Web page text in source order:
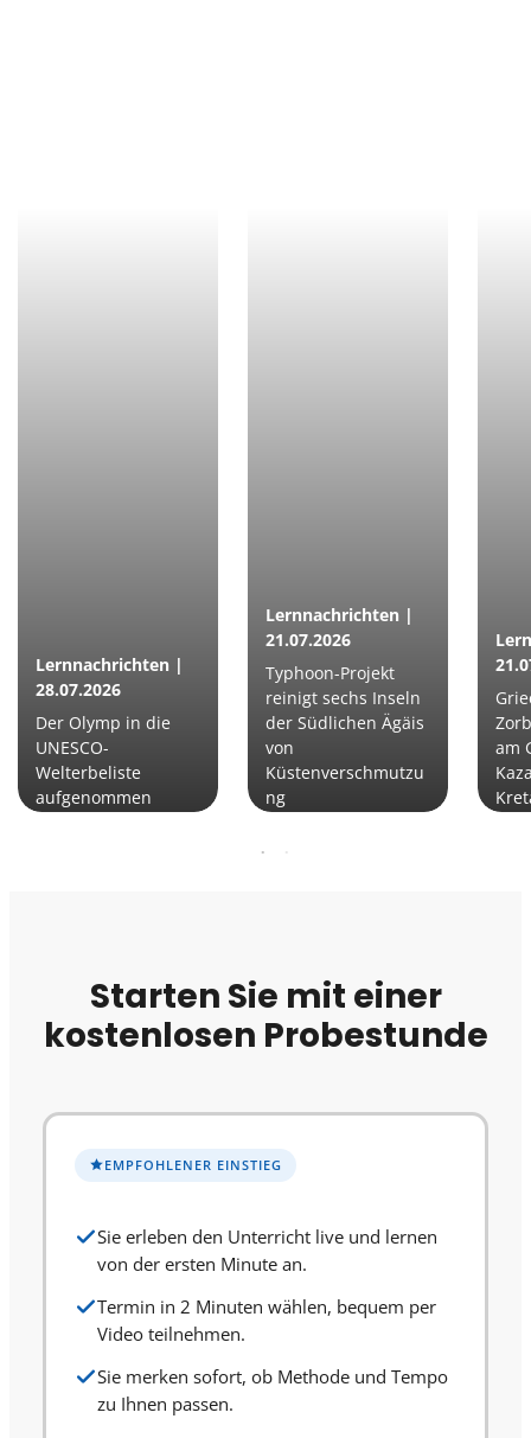
Lernnachrichten |
28.07.2026
Der Olymp in die
UNESCO-
Welterbeliste
aufgenommen
Lernnachrichten |
21.07.2026
Typhoon-Projekt
reinigt sechs Inseln
der Südlichen Ägäis
von
Küstenverschmutzu
ng
am
Starten Sie mit einer
kostenlosen Probestunde
EMPFOHLENER EINSTIEG
Sie erleben den Unterricht live und lernen
von der ersten Minute an.
Termin in 2 Minuten wählen, bequem per
Video teilnehmen.
Sie merken sofort, ob Methode und Tempo
zu Ihnen passen.